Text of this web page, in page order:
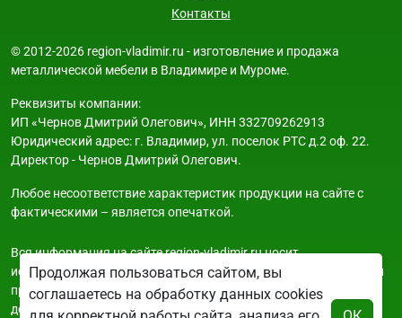
Контакты
© 2012-2026 region-vladimir.ru - изготовление и продажа
металлической мебели в Владимире и Муроме.
Реквизиты компании:
ИП «Чернов Дмитрий Олегович», ИНН 332709262913
Юридический адрес: г. Владимир, ул. поселок РТС д.2 оф. 22.
Директор - Чернов Дмитрий Олегович.
Любое несоответствие характеристик продукции на сайте с
фактическими – является опечаткой.
Вся информация на сайте region-vladimir.ru носит
исключительно ознакомительный и справочный характер и ни
при каких условиях не является публичной офертой. Всю
дополнительную информацию можно узнать по телефонам
Продолжая пользоваться сайтом, вы
соглашаетесь на обработку данных cookies